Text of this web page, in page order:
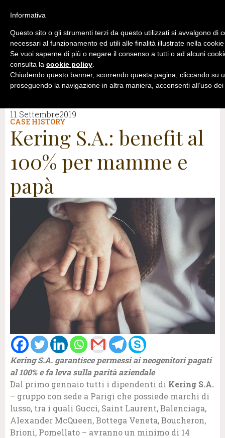
11 Settembre2019
CASE HISTORY
Kering S.A.: benefit al
100% per mamme e
papà
Kering S.A. garantisce permessi ai neogenitori pagati
al 100% e fa leva sulla parità aziendale
Dal primo gennaio tutti i dipendenti di Kering S.A.
– gruppo con sede a Parigi che possiede marchi di
lusso, tra i quali Gucci, Saint Laurent, Balenciaga,
Alexander McQueen, Bottega Veneta, Boucheron,
Brioni, Pomellato – avranno un minimo di 14
Informativa
Questo sito o gli strumenti terzi da questo utilizzati si avvalgono di
necessari al funzionamento ed utili alle finalità illustrate nella
Se vuoi saperne di più o negare il consenso a tutti o ad alcuni
consulta la cookie policy.
Chiudendo questo banner, scorrendo questa pagina, cliccando su
proseguendo la navigazione in altra maniera, acconsenti all’uso